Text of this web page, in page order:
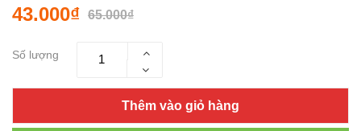
43.000₫ 65.000₫
Số lượng
Thêm vào giỏ hàng